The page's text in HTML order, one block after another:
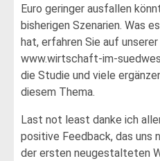
Euro geringer ausfallen
bisherigen Szenarien. Was
hat, erfahren Sie auf
www.wirtschaft-im-
die Studie und viele
diesem Thema.
Last not least danke ich
positive Feedback, das uns
der ersten neugestalteten